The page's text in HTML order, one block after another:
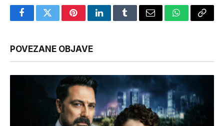
FacebookTwitterPinterestLinkedInTumblrEmail WhatsApp
Copy
POVEZANE OBJAVE